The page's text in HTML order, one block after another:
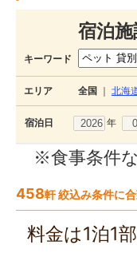
宿泊施
キーワード
エリア 全国 北海
宿泊日 年
※食事条件
458軒 絞込み条件に
料金は1泊1